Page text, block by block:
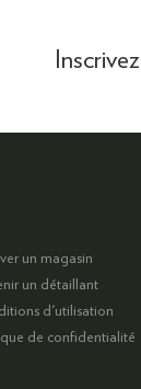
un magasin
un détaillant
d'utilisation
de confidentialité